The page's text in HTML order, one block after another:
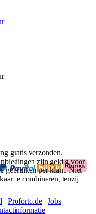
gratis verzonden.
zijn geldig voor
gebruiken per klant. Niet
te combineren, tenzij
| Proforto.de | Jobs |
|